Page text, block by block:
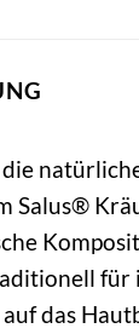
die
Salus®
für
das